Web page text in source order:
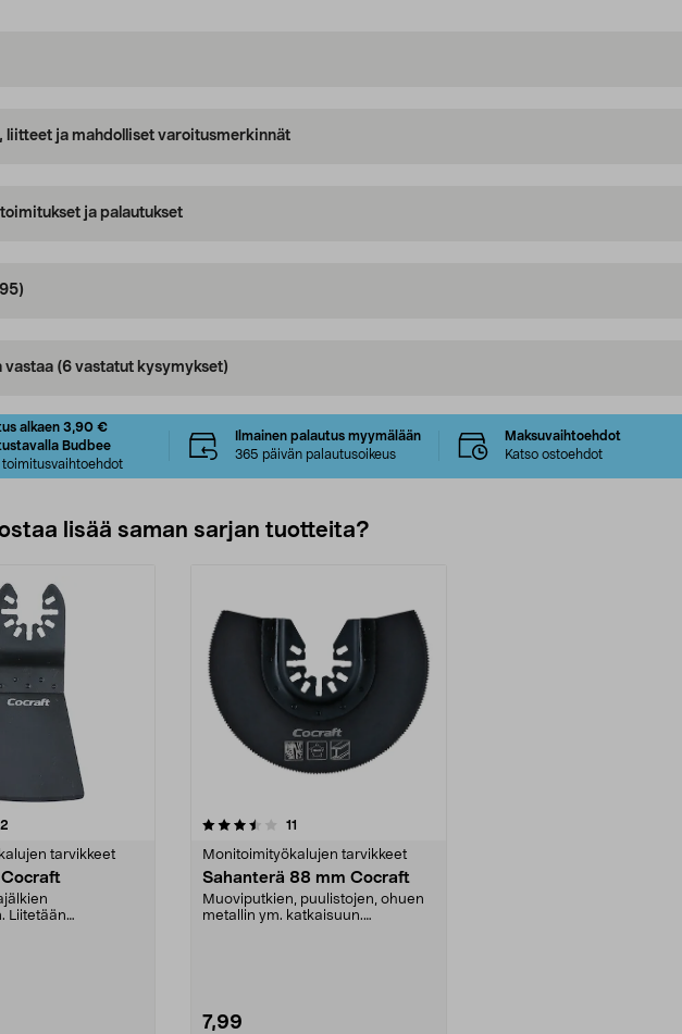
liitteet ja mahdolliset varoitusmerkinnät
ja palautukset
vastaa (6 vastatut kysymykset)
alkaen 3,90 €
Budbee
toimitusvaihtoehdot
Ilmainen palautus myymälään
365 päivän palautusoikeus
Maksuvaihtoehdot
Katso ostoehdot
lisää saman sarjan tuotteita?
tarvikkeet
Cocraft
Liitetään
11
Monitoimityökalujen tarvikkeet
Sahanterä 88 mm Cocraft
Muoviputkien, puulistojen, ohuen
metallin ym. katkaisuun.
7,99